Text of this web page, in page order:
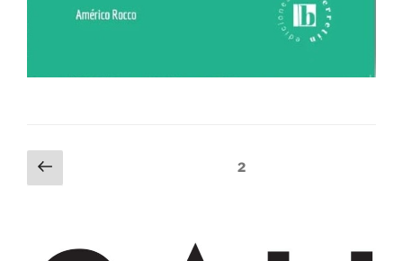
Navegación
de
Página
anterior
Página2